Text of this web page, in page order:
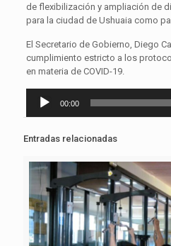
de flexibilización y ampliación de
para la ciudad de Ushuaia como
El Secretario de Gobierno, Diego
cumplimiento estricto a los
en materia de COVID-19.
Reproductor
00:00
Entradas relacionadas